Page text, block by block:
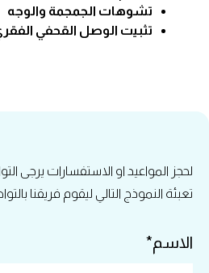
تشوهات الجمجمة والوجه
تثبيت الوصل القحفي
لحجز المواعيد او الاستفسارات يرجى
تعبئة النموذج التالي ليقوم فريقنا
الاسم*